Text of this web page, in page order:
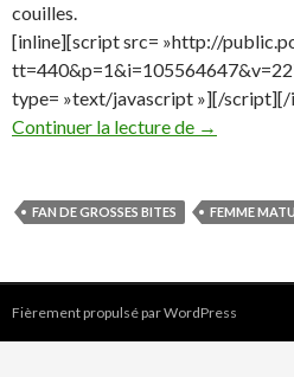
couilles.
[inline][script src= »http://
type= »text/javascript »][/script][/
Continuer la lecture de Mature
→
FAN DE GROSSES BITES FEMME
Fièrement propulsé par WordPress